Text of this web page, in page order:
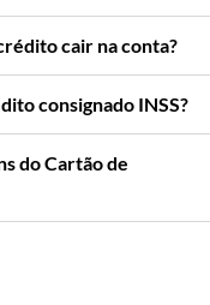
cair na conta?
consignado INSS?
do Cartão de